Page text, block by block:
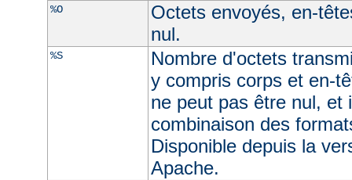
%O
Octets envoyés, en-
nul.
%S
Nombre d'octets
y compris corps et en-
ne peut pas être nul, et
combinaison des
Disponible depuis la
Apache.